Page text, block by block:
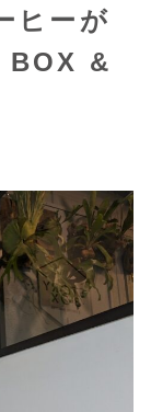
ヒーが
BOX &